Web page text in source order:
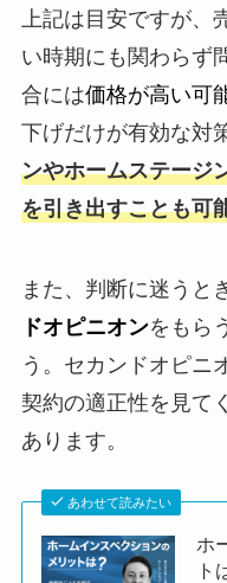
上記は目安ですが、
い時期にも関わらず
合には価格が高い可
下げだけが有効な対
ンやホームステージ
を引き出すことも可
また、判断に迷うと
ドオピニオンをもら
う。セカンドオピニ
契約の適正性を見て
あります。
あわせて読みたい
ホ
ト